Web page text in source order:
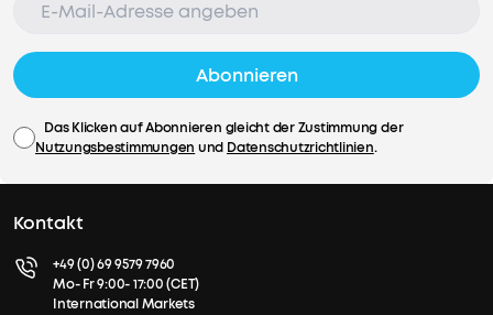
Abonnieren
Das Klicken auf Abonnieren gleicht der Zustimmung der
Nutzungsbestimmungen und Datenschutzrichtlinien.
Kontakt
+49 (0) 69 9579 7960
Mo- Fr 9:00- 17:00 (CET)
International Markets